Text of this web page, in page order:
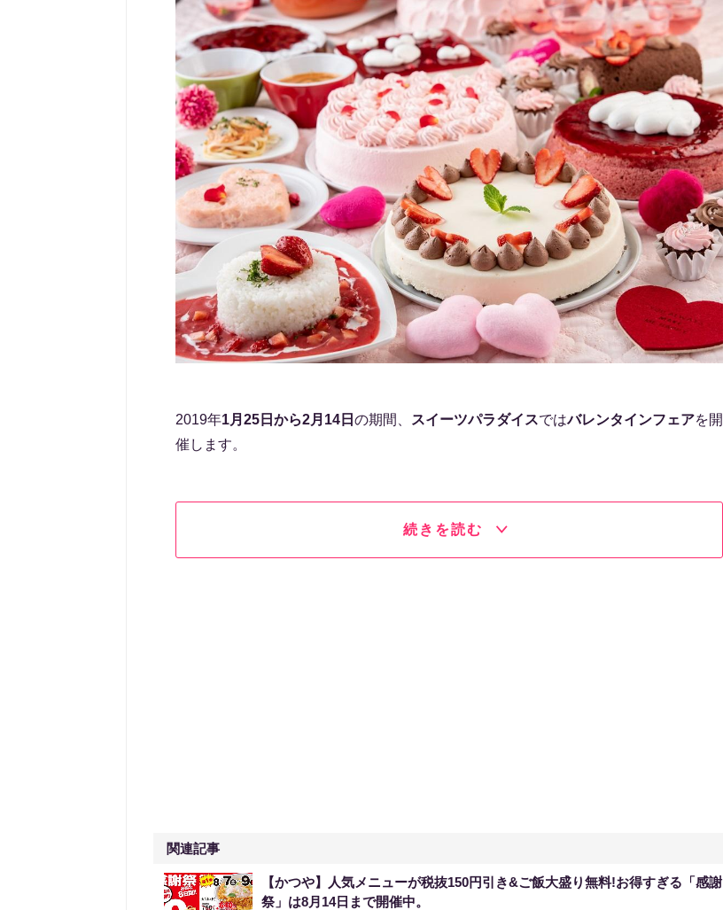
2019年1月25日から2月14日 の期間、 スイーツパラダイスではバレンタインフェアを開
催します。
続きを読む
関連記事
【かつや】人気メニューが税抜150円引き&ご飯大盛り無料!お得すぎる「感謝
祭」は8月14日まで開催中。